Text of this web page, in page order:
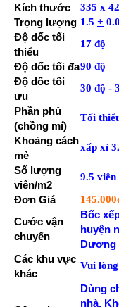
Kích thước 335 x
Trọng lượng 1.5 +
Độ dốc tối
thiểu
17 độ
Độ dốc tối đa90 độ
Độ dốc tối
ưu
30 độ -
Phần phủ
(chồng mí)
Tối
Khoảng cách
mè
xấp xỉ
Số lượng
viên/m2
9.5 viên
Đơn Giá
Cước vận
chuyển
Bốc
huyện
Dương
Các khu vực
khác
Vui
Dùng
nhà.